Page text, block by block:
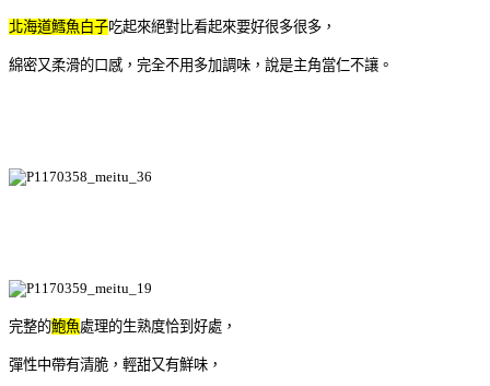
北海道鱈魚白子吃起來絕對比看起來要好很多很多，
綿密又柔滑的口感，完全不用多加調味，說是主角當仁不讓。
完整的鮑魚處理的生熟度恰到好處，
彈性中帶有清脆，輕甜又有鮮味，